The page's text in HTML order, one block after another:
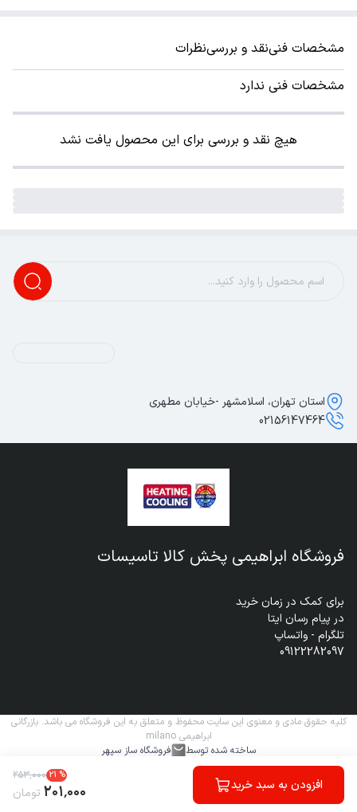
افزودن به سبد خرید
۲۵۳٬۰۰۰21 %
۲۰۱٬۰۰۰ تومان
مشخصات فنینقد و بررسینظرات
مشخصات فنی ندارد
هیچ نقد و بررسی برای این محصول یافت نشد
فروشگاه ابراهیمی پخش کالا تاسیسات
09122282097
استان تهران، اسلامشهر -خیابان مطهری
02156147464
کلیه حقوق مادی و معنوی این سایت محفوظ و متعلق به این فروشگاه می باشد. بازرگانی
ابراهیمی milano
ساخته شده توسط
فروشگاه ساز سپهر